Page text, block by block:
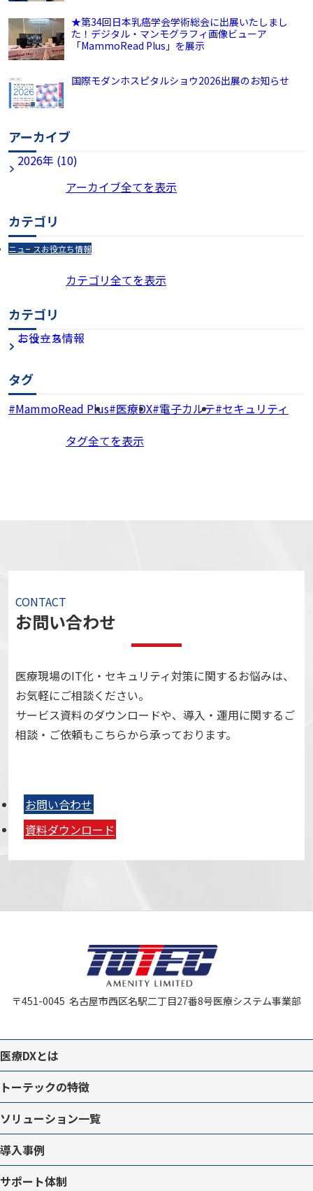
★第34回日本乳癌学会学術総会に出展いたしまし
た！デジタル・マンモグラフィ画像ビューア
「MammoRead Plus」を展示
国際モダンホスピタルショウ2026出展のお知らせ
アーカイブ
2026年 (10)
アーカイブ全てを表示
カテゴリ
ニュースお役立ち情報
カテゴリ全てを表示
カテゴリ
お役立ち情報
ニュース
タグ
MammoRead Plus 医療DX 電子カルテ セキュリティ
タグ全てを表示
CONTACT
お問い合わせ
医療現場のIT化・セキュリティ対策に関するお悩みは、
お気軽にご相談ください。
サービス資料のダウンロードや、導入・運用に関するご
相談・ご依頼もこちらから承っております。
お問い合わせ
資料ダウンロード
〒451-0045 名古屋市西区名駅二丁目27番8号医療システム事業部
医療DXとは
トーテックの特徴
ソリューション一覧
導入事例
サポート体制